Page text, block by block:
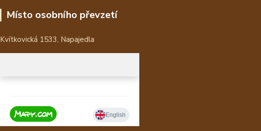
Místo osobního převzetí
Kvítkovická 1533, Napajedla